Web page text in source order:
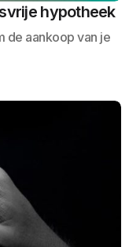
hypotheek
de aankoop van je